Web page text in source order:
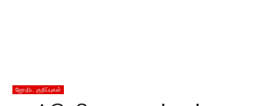
ஜோதிட குறிப்புகள்